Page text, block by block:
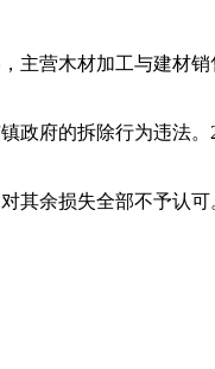
营木材加工与建材
府的拆除行为违法
其余损失全部不予认